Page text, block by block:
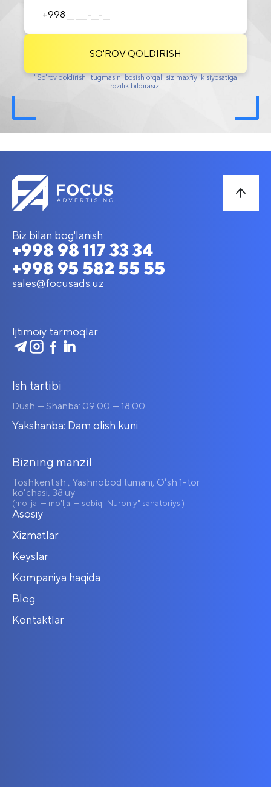
SO'ROV QOLDIRISH
"So'rov qoldirish" tugmasini bosish orqali siz maxfiylik siyosatiga
rozilik bildirasiz.
Biz bilan bog'lanish
+998 98 117 33 34
+998 95 582 55 55
sales@focusads.uz
Ijtimoiy tarmoqlar
Ish tartibi
Dush — Shanba: 09:00 — 18:00
Yakshanba: Dam olish kuni
Bizning manzil
Toshkent sh., Yashnobod tumani, Oʻsh 1-tor
koʻchasi, 38 uy
(mo'ljal — mo'ljal — sobiq "Nuroniy" sanatoriysi)
Asosiy
Xizmatlar
Keyslar
Kompaniya haqida
Blog
Kontaktlar